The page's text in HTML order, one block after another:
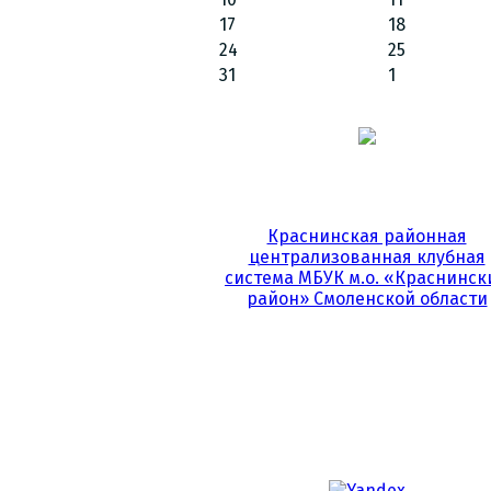
17
18
24
25
31
1
Краснинская районная
централизованная клубная
система МБУК м.о.
район» Смоленской области